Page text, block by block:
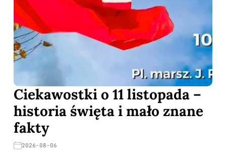
Ciekawostki o 11 listopada –
historia święta i mało znane
fakty
2026-08-06